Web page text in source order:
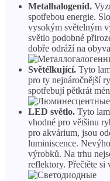
Metalhalogenid.
spotřebou energie.
vysokým světelným
světlo podobné
dobře odráží na
Světélkující. Tyto
pro ty nejnáročnější
spotřebují pětkrát
LED světlo. Tyto
vhodné pro většinu
pro akvárium, jsou
luminiscence.
výrobků. Na trhu
reflektory. Přečtěte